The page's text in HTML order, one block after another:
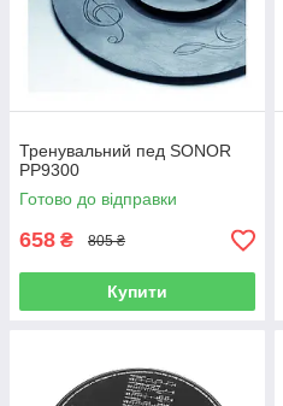
Тренувальний пед SONOR
PP9300
Готово до відправки
658 ₴ 805 ₴
Купити